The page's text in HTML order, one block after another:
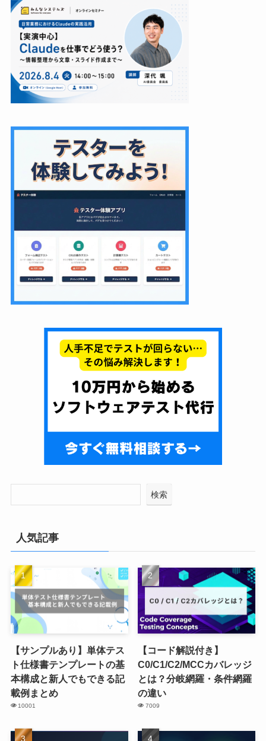
検索
人気記事
【サンプルあり】単体テス
ト仕様書テンプレートの基
本構成と新人でもできる記
載例まとめ
10001
【コード解説付き】
C0/C1/C2/MCCカバレッジ
とは？分岐網羅・条件網羅
の違い
7009